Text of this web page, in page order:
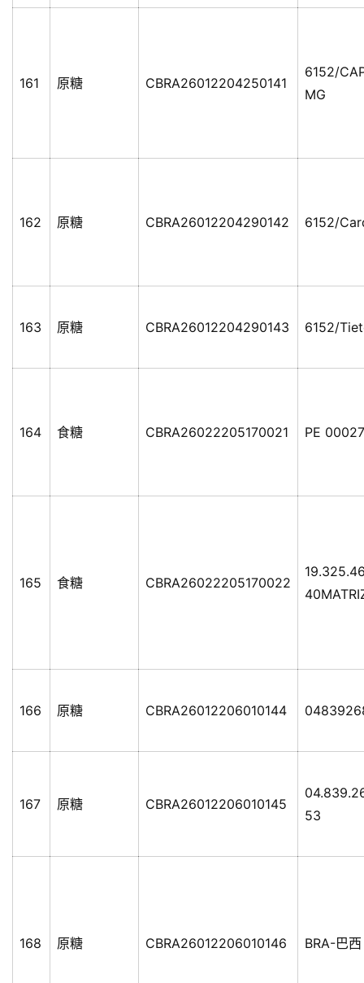
161 原糖 CBRA26012204250141
6152/
MG
162 原糖 CBRA26012204290142 6152/
163 原糖 CBRA26012204290143 6152/
164 食糖 CBRA26022205170021 PE
165 食糖 CBRA26022205170022
166 原糖 CBRA26012206010144
167 原糖 CBRA26012206010145
53
168 原糖 CBRA26012206010146 BRA-巴西